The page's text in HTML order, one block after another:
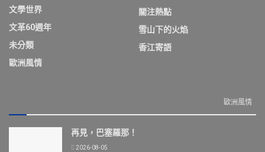
文學世界
文革60週年
未分類
歐洲風情
關注熱點
雪山下的火焰
香江寄語
歐洲風情
再見，巴塞羅那！
2026-08-05